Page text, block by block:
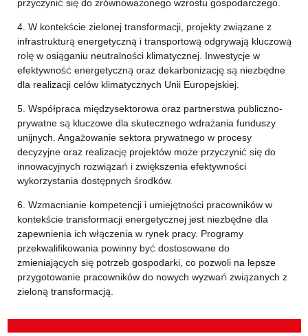
przyczynić się do zrównoważonego wzrostu gospodarczego.
4. W kontekście zielonej transformacji, projekty związane z
infrastrukturą energetyczną i transportową odgrywają kluczową
rolę w osiąganiu neutralności klimatycznej. Inwestycje w
efektywność energetyczną oraz dekarbonizację są niezbędne
dla realizacji celów klimatycznych Unii Europejskiej.
5. Współpraca międzysektorowa oraz partnerstwa publiczno-
prywatne są kluczowe dla skutecznego wdrażania funduszy
unijnych. Angażowanie sektora prywatnego w procesy
decyzyjne oraz realizację projektów może przyczynić się do
innowacyjnych rozwiązań i zwiększenia efektywności
wykorzystania dostępnych środków.
6. Wzmacnianie kompetencji i umiejętności pracowników w
kontekście transformacji energetycznej jest niezbędne dla
zapewnienia ich włączenia w rynek pracy. Programy
przekwalifikowania powinny być dostosowane do
zmieniających się potrzeb gospodarki, co pozwoli na lepsze
przygotowanie pracowników do nowych wyzwań związanych z
zieloną transformacją.